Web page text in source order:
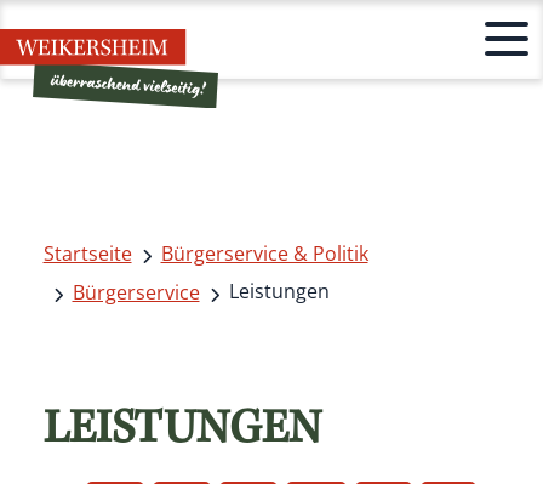
Startseite
Bürgerservice & Politik
Bürgerservice
Leistungen
LEISTUNGEN